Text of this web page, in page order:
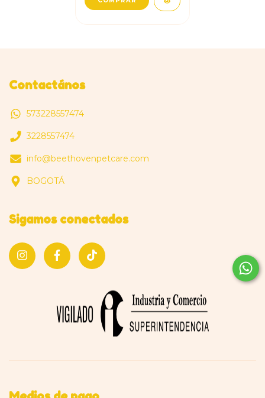
Contactános
573228557474
3228557474
info@beethovenpetcare.com
BOGOTÁ
Sigamos conectados